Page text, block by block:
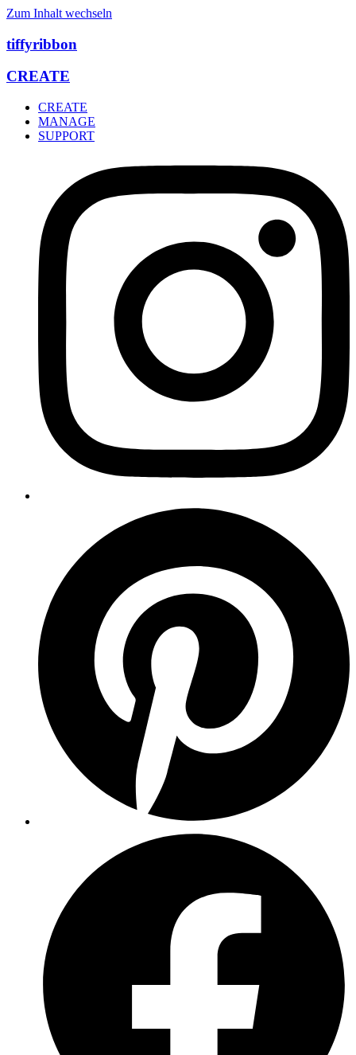
Zum Inhalt wechseln
tiffyribbon
CREATE
CREATE
MANAGE
SUPPORT